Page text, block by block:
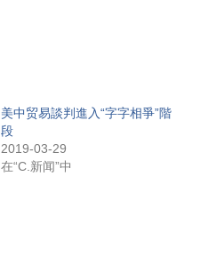
美中贸易談判進入“字字相爭”階
段
2019-03-29
在“C.新闻”中